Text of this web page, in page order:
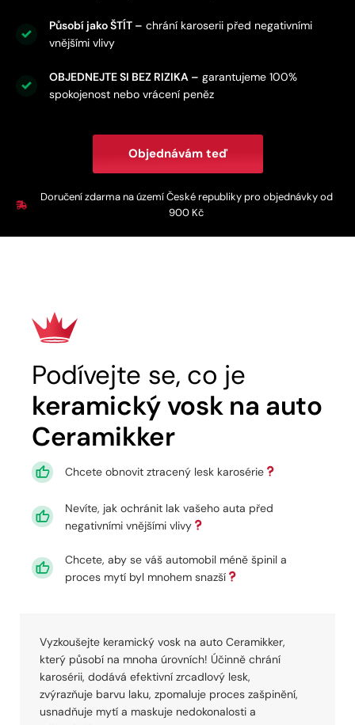
Působí jako ŠTÍT – chrání karoserii před negativními
vnějšími vlivy
OBJEDNEJTE SI BEZ RIZIKA – garantujeme 100%
spokojenost nebo vrácení peněz
Objednávám teď
Doručení zdarma na území České republiky pro objednávky od
900 Kč
Podívejte se, co je
keramický vosk na auto
Ceramikker
Chcete obnovit ztracený lesk karosérie
Nevíte, jak ochránit lak vašeho auta před
negativními vnějšími vlivy
Chcete, aby se váš automobil méně špinil a
proces mytí byl mnohem snazší
Vyzkoušejte keramický vosk na auto Ceramikker,
který působí na mnoha úrovních! Účinně chrání
karosérii, dodává efektivní zrcadlový lesk,
zvýrazňuje barvu laku, zpomaluje proces zašpinění,
usnadňuje mytí a maskuje nedokonalosti a